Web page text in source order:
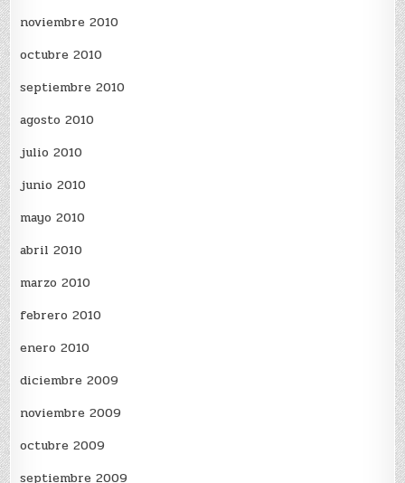
noviembre 2010
octubre 2010
septiembre 2010
agosto 2010
julio 2010
junio 2010
mayo 2010
abril 2010
marzo 2010
febrero 2010
enero 2010
diciembre 2009
noviembre 2009
octubre 2009
septiembre 2009